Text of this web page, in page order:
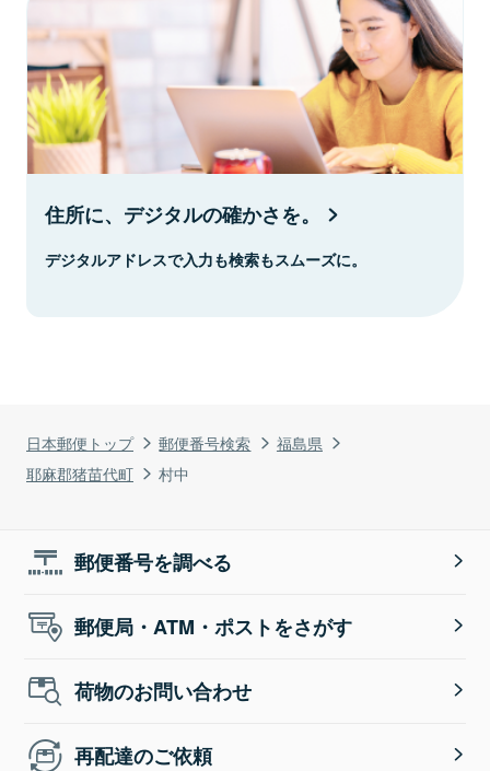
日本郵便トップ 郵便番号検索
福島県
耶麻郡猪苗代町
村中
住所に、デジタルの確かさを。
デジタルアドレスで入力も検索もスムーズに。
郵便番号を調べる
郵便局・ATM・ポストをさがす
荷物のお問い合わせ
再配達のご依頼